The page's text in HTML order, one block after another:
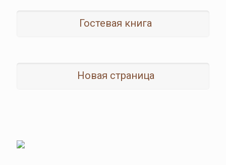
Гостевая книга
Новая страница